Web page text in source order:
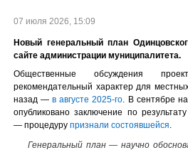
07 июля 2026, 15:09
Новый генеральный план
сайте администрации муниципалитета.
Общественные обсуждения
рекомендательный характер для
назад —в августе 2025-го . В сентябре
опубликовано заключение по
— процедуру признали состоявшейся
Генеральный план — научно